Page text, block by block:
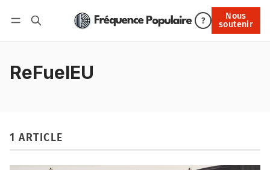
?
Nous
soutenir
Nous soutenir
ReFuelEU
1 ARTICLE